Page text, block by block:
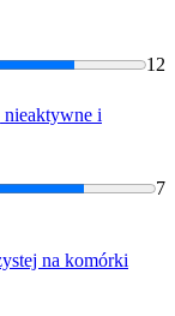
12
nieaktywne i
7
na komórki